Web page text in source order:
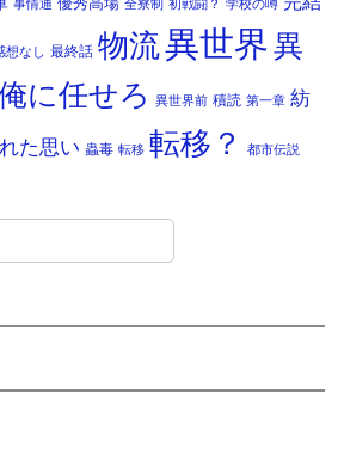
事情通 全寮制 初戦闘？ 学校の噂
想なし 最終話 物流異世界異
に任せろ
異世界前 積読 第一章 紡
た思い 蟲毒 転移 転移？ 都市伝説